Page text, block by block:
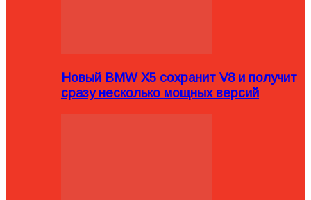
Новый BMW X5 сохранит V8 и получит
сразу несколько мощных версий